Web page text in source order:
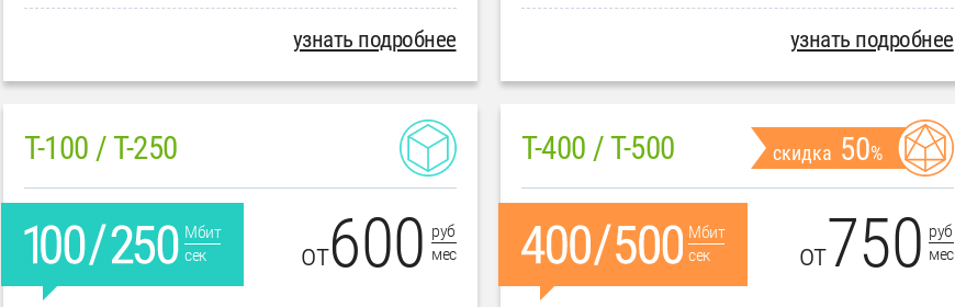
узнать подробнее узнать подробнее
T-100 / T-250
Мбит
сек
от600 руб
мес
T-400 / T-500 скидка 50%
Мбит
сек
от750 руб
мес